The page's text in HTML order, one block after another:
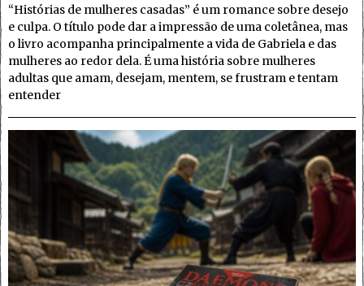
“Histórias de mulheres casadas” é um romance sobre desejo
e culpa. O título pode dar a impressão de uma coletânea, mas
o livro acompanha principalmente a vida de Gabriela e das
mulheres ao redor dela. É uma história sobre mulheres
adultas que amam, desejam, mentem, se frustram e tentam
entender